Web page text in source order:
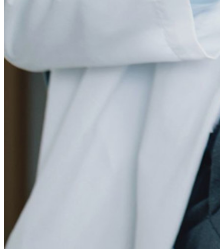
Integração com alias de e-mail
Multiplataforma com dispositivos ilimitados
Inteligência de acesso
Integração com diretórios
Integração com SSO
Políticas empresariais
Recuperação de conta